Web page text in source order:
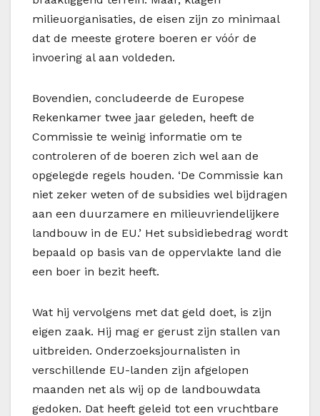
milieuorganisaties, de eisen zijn zo minimaal
dat de meeste grotere boeren er vóór de
invoering al aan voldeden.
Bovendien, concludeerde de Europese
Rekenkamer twee jaar geleden, heeft de
Commissie te weinig informatie om te
controleren of de boeren zich wel aan de
opgelegde regels houden. ‘De Commissie kan
niet zeker weten of de subsidies wel bijdragen
aan een duurzamere en milieuvriendelijkere
landbouw in de EU.’ Het subsidiebedrag wordt
bepaald op basis van de oppervlakte land die
een boer in bezit heeft.
Wat hij vervolgens met dat geld doet, is zijn
eigen zaak. Hij mag er gerust zijn stallen van
uitbreiden. Onderzoeksjournalisten in
verschillende EU-landen zijn afgelopen
maanden net als wij op de landbouwdata
gedoken. Dat heeft geleid tot een vruchtbare